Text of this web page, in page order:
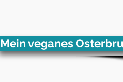
Mein veganes